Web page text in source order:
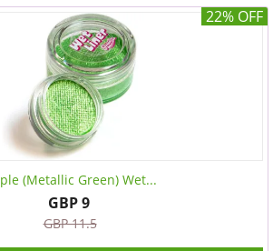
22% OFF
(Metallic Green) Wet...
GBP 9
GBP 11.5